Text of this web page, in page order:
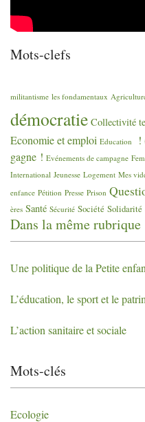
Mots-clefs
militantisme les fondamentaux
démocratie Collectivité
Economie et emploi Education
!
gagne ! Evénements de campagne
International Jeunesse Logement Mes
enfance Pétition Presse Prison
ères Santé Sécurité Société Solidarité
Dans la même rubrique
Une politique de la Petite
L’éducation, le sport et le
L’action sanitaire et sociale
Mots-clés
Ecologie